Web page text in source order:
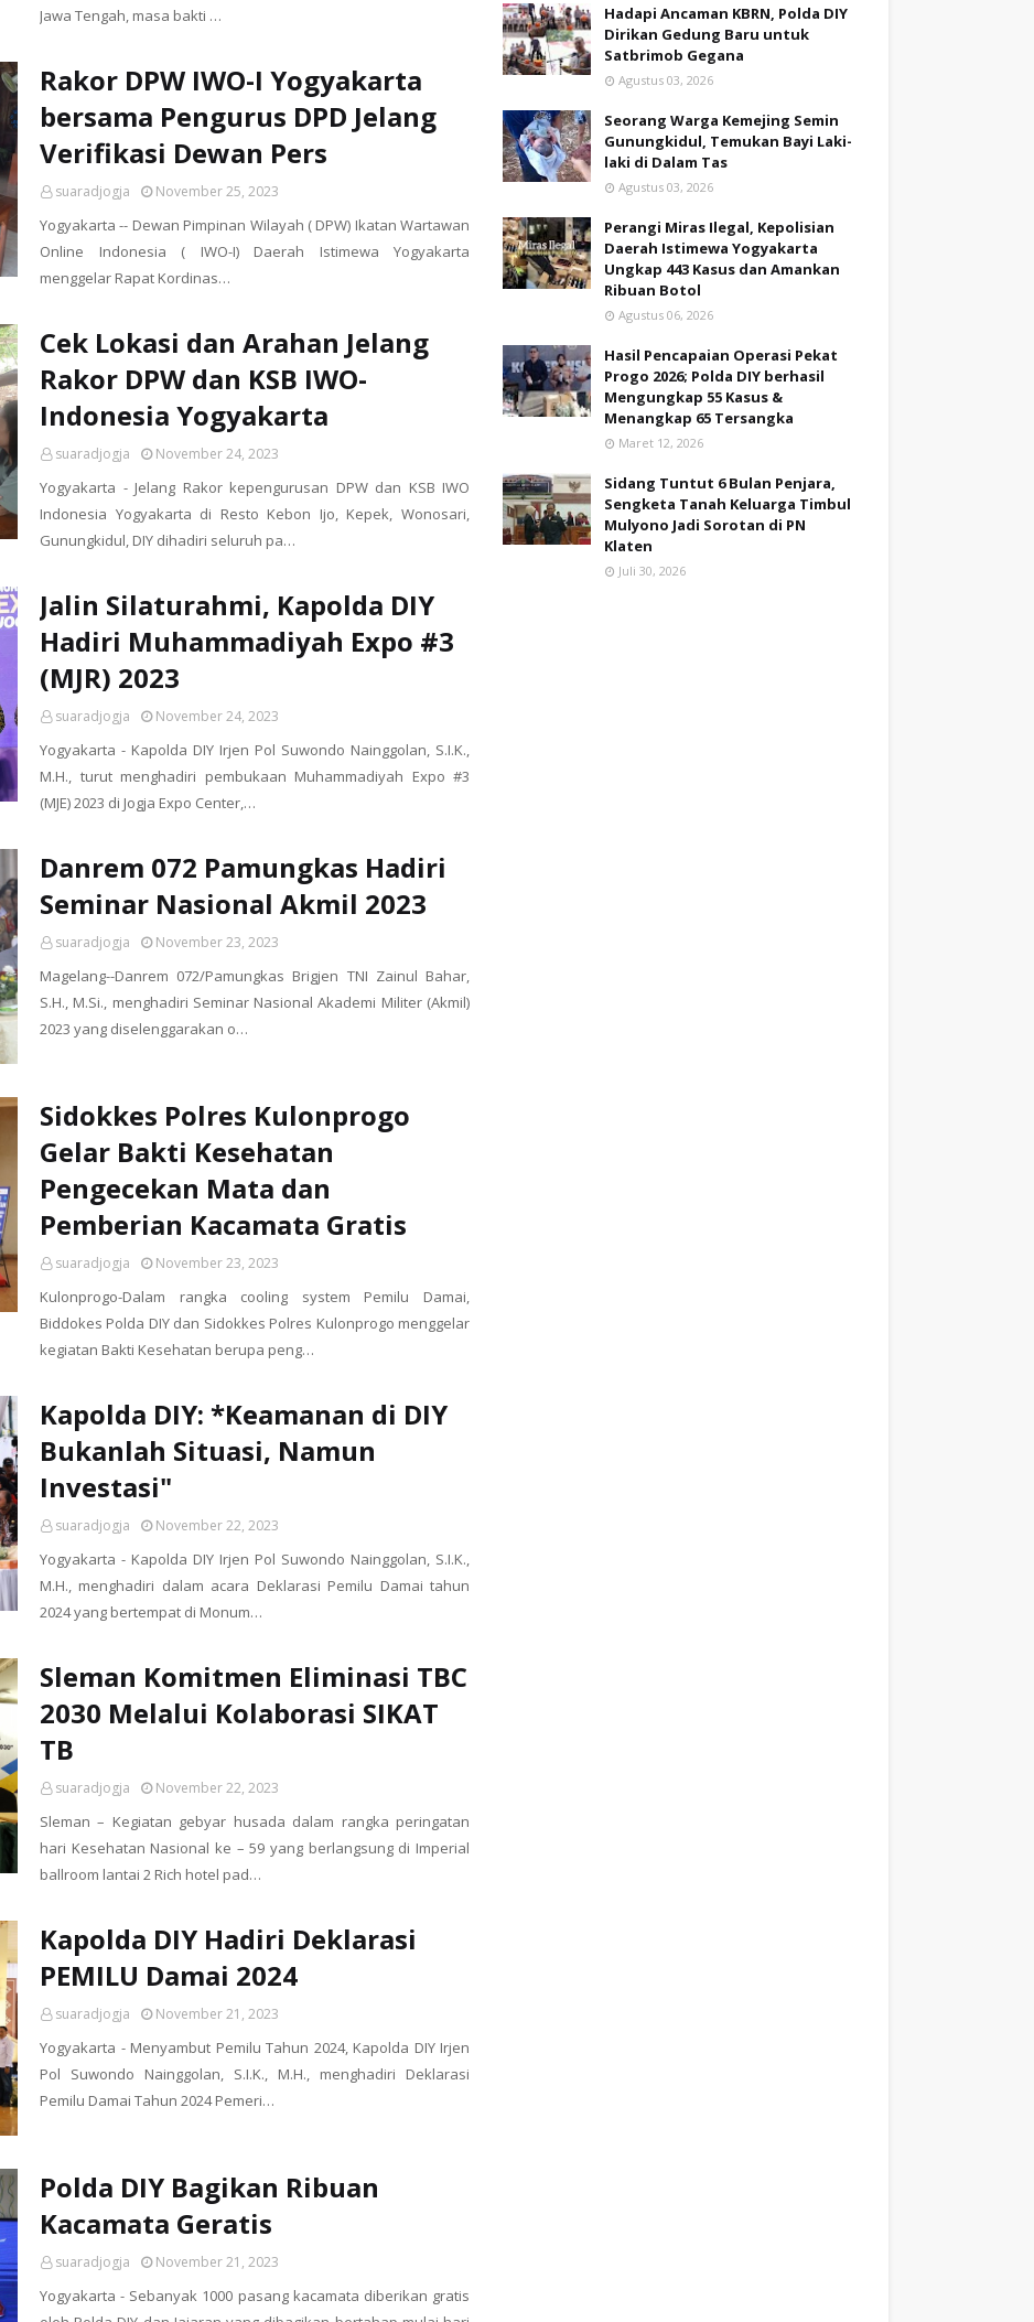
Jawa Tengah, masa bakti …
Rakor DPW IWO-I Yogyakarta
bersama Pengurus DPD Jelang
Verifikasi Dewan Pers
suaradjogja November 25, 2023
Yogyakarta -- Dewan Pimpinan Wilayah ( DPW) Ikatan Wartawan
Online Indonesia ( IWO-I) Daerah Istimewa Yogyakarta
menggelar Rapat Kordinas…
Cek Lokasi dan Arahan Jelang
Rakor DPW dan KSB IWO-
Indonesia Yogyakarta
suaradjogja November 24, 2023
Yogyakarta - Jelang Rakor kepengurusan DPW dan KSB IWO
Indonesia Yogyakarta di Resto Kebon Ijo, Kepek, Wonosari,
Gunungkidul, DIY dihadiri seluruh pa…
Jalin Silaturahmi, Kapolda DIY
Hadiri Muhammadiyah Expo #3
(MJR) 2023
suaradjogja November 24, 2023
Yogyakarta - Kapolda DIY Irjen Pol Suwondo Nainggolan, S.I.K.,
M.H., turut menghadiri pembukaan Muhammadiyah Expo #3
(MJE) 2023 di Jogja Expo Center,…
Danrem 072 Pamungkas Hadiri
Seminar Nasional Akmil 2023
suaradjogja November 23, 2023
Magelang--Danrem 072/Pamungkas Brigjen TNI Zainul Bahar,
S.H., M.Si., menghadiri Seminar Nasional Akademi Militer (Akmil)
2023 yang diselenggarakan o…
Sidokkes Polres Kulonprogo
Gelar Bakti Kesehatan
Pengecekan Mata dan
Pemberian Kacamata Gratis
suaradjogja November 23, 2023
Kulonprogo-Dalam rangka cooling system Pemilu Damai,
Biddokes Polda DIY dan Sidokkes Polres Kulonprogo menggelar
kegiatan Bakti Kesehatan berupa peng…
Kapolda DIY: *Keamanan di DIY
Bukanlah Situasi, Namun
Investasi"
suaradjogja November 22, 2023
Yogyakarta - Kapolda DIY Irjen Pol Suwondo Nainggolan, S.I.K.,
M.H., menghadiri dalam acara Deklarasi Pemilu Damai tahun
2024 yang bertempat di Monum…
Sleman Komitmen Eliminasi TBC
2030 Melalui Kolaborasi SIKAT
TB
suaradjogja November 22, 2023
Sleman – Kegiatan gebyar husada dalam rangka peringatan
hari Kesehatan Nasional ke – 59 yang berlangsung di Imperial
ballroom lantai 2 Rich hotel pad…
Kapolda DIY Hadiri Deklarasi
PEMILU Damai 2024
suaradjogja November 21, 2023
Yogyakarta - Menyambut Pemilu Tahun 2024, Kapolda DIY Irjen
Pol Suwondo Nainggolan, S.I.K., M.H., menghadiri Deklarasi
Pemilu Damai Tahun 2024 Pemeri…
Polda DIY Bagikan Ribuan
Kacamata Geratis
suaradjogja November 21, 2023
Yogyakarta - Sebanyak 1000 pasang kacamata diberikan gratis
Hadapi Ancaman KBRN, Polda DIY
Dirikan Gedung Baru untuk
Satbrimob Gegana
Agustus 03, 2026
Seorang Warga Kemejing Semin
Gunungkidul, Temukan Bayi Laki-
laki di Dalam Tas
Agustus 03, 2026
Perangi Miras Ilegal, Kepolisian
Daerah Istimewa Yogyakarta
Ungkap 443 Kasus dan Amankan
Ribuan Botol
Agustus 06, 2026
Hasil Pencapaian Operasi Pekat
Progo 2026; Polda DIY berhasil
Mengungkap 55 Kasus &
Menangkap 65 Tersangka
Maret 12, 2026
Sidang Tuntut 6 Bulan Penjara,
Sengketa Tanah Keluarga Timbul
Mulyono Jadi Sorotan di PN
Klaten
Juli 30, 2026